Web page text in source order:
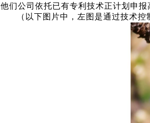
他们公司依托已有专利技术正计划申
（以下图片中，左图是通过技术